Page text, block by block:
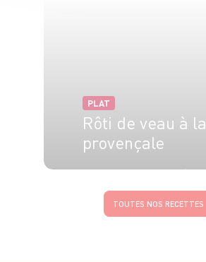
PLAT
Rôti de veau à la
provençale
TOUTES NOS RECETTES